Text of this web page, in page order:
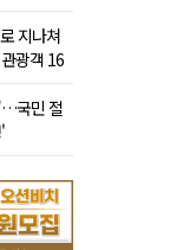
지나쳐
광객 16
국민 절
'